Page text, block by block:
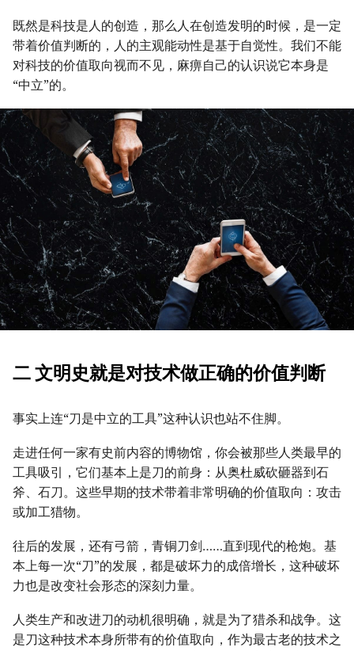
既然是科技是人的创造，那么人在创造发明的时候，是一定
带着价值判断的，人的主观能动性是基于自觉性。我们不能
对科技的价值取向视而不见，麻痹自己的认识说它本身是
“中立”的。
二 文明史就是对技术做正确的价值判断
事实上连“刀是中立的工具”这种认识也站不住脚。
走进任何一家有史前内容的博物馆，你会被那些人类最早的
工具吸引，它们基本上是刀的前身：从奥杜威砍砸器到石
斧、石刀。这些早期的技术带着非常明确的价值取向：攻击
或加工猎物。
往后的发展，还有弓箭，青铜刀剑……直到现代的枪炮。基
本上每一次“刀”的发展，都是破坏力的成倍增长，这种破坏
力也是改变社会形态的深刻力量。
人类生产和改进刀的动机很明确，就是为了猎杀和战争。这
是刀这种技术本身所带有的价值取向，作为最古老的技术之